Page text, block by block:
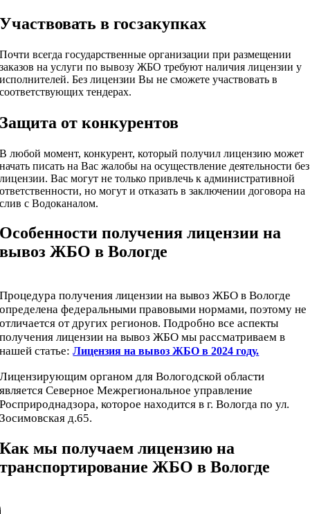
Участвовать в госзакупках
Почти всегда государственные организации при размещении
заказов на услуги по вывозу ЖБО требуют наличия лицензии у
исполнителей. Без лицензии Вы не сможете участвовать в
соответствующих тендерах.
Защита от конкурентов
В любой момент, конкурент, который получил лицензию может
начать писать на Вас жалобы на осуществление деятельности без
лицензии. Вас могут не только привлечь к административной
ответственности, но могут и отказать в заключении договора на
слив с Водоканалом.
Особенности получения лицензии на
вывоз ЖБО в Вологде
Процедура получения лицензии на вывоз ЖБО в Вологде
определена федеральными правовыми нормами, поэтому не
отличается от других регионов. Подробно все аспекты
получения лицензии на вывоз ЖБО мы рассматриваем в
нашей статье:Лицензия на вывоз ЖБО в 2024 году.
Лицензирующим органом для Вологодской области
является Северное Межрегиональное управление
Росприроднадзора, которое находится в г. Вологда по ул.
Зосимовская д.65.
Как мы получаем лицензию на
транспортирование ЖБО в Вологде